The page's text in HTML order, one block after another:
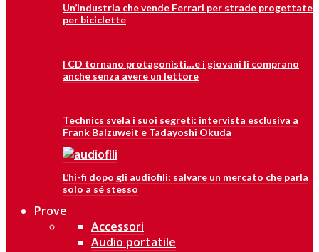
Un’industria che vende Ferrari per strade progettate
per biciclette
I CD tornano protagonisti…e i giovani li comprano
anche senza avere un lettore
Technics svela i suoi segreti: intervista esclusiva a
Frank Balzuweit e Tadayoshi Okuda
L’hi-fi dopo gli audiofili: salvare un mercato che parla
solo a sé stesso
Prove
Accessori
Audio portatile